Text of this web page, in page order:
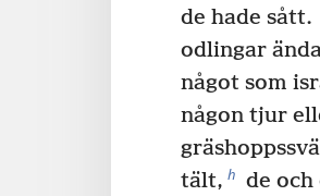
de hade sått.
odlingar
något som
någon tjur
tält, h de